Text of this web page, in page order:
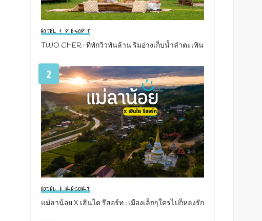
HOTEL & RESORT
TWO CHER : ที่พักวิวพันล้าน ริมอ่างเก็บน้ำลำตะเพิน
2
HOTEL & RESORT
แม่ลาน้อย X เฮินไต รีสอร์ท : เมืองเล็กๆใครไปก็หลงรัก